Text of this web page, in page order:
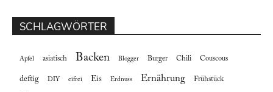
SCHLAGWÖRTER
Apfel asiatisch Backen Blogger Burger Chili Couscous
deftig DIY eifrei Eis Erdnuss Ernährung Frühstück